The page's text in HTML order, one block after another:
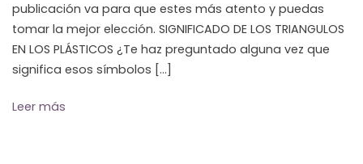
publicación va para que estes más atento y puedas
tomar la mejor elección. SIGNIFICADO DE LOS TRIANGULOS
EN LOS PLÁSTICOS ¿Te haz preguntado alguna vez que
significa esos símbolos […]
Leer más